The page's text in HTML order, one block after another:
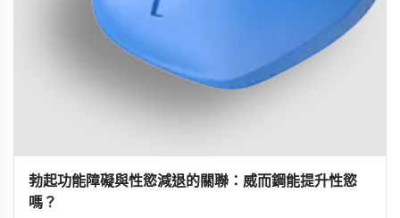
勃起功能障礙與性慾減退的關聯：威而鋼能提升性慾
嗎？